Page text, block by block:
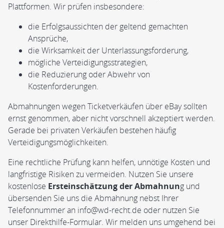
Plattformen. Wir prüfen insbesondere:
die Erfolgsaussichten der geltend gemachten
Ansprüche,
die Wirksamkeit der Unterlassungsforderung,
mögliche Verteidigungsstrategien,
die Reduzierung oder Abwehr von
Kostenforderungen.
Abmahnungen wegen Ticketverkäufen über eBay sollten
ernst genommen, aber nicht vorschnell akzeptiert werden.
Gerade bei privaten Verkäufen bestehen häufig
Verteidigungsmöglichkeiten.
Eine rechtliche Prüfung kann helfen, unnötige Kosten und
langfristige Risiken zu vermeiden. Nutzen Sie unsere
kostenlose Ersteinschätzung der Abmahnung und
übersenden Sie uns die Abmahnung nebst Ihrer
Telefonnummer an info@wd-recht.de oder nutzen Sie
unser Direkthilfe-Formular. Wir melden uns umgehend bei